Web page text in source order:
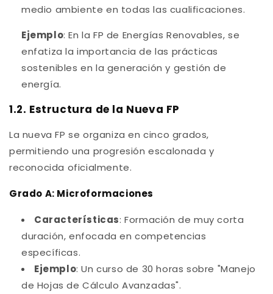
medio ambiente en todas las cualificaciones.
Ejemplo: En la FP de Energías Renovables, se
enfatiza la importancia de las prácticas
sostenibles en la generación y gestión de
energía.
1.2. Estructura de la Nueva FP
La nueva FP se organiza en cinco grados,
permitiendo una progresión escalonada y
reconocida oficialmente.
Grado A: Microformaciones
Características: Formación de muy corta
duración, enfocada en competencias
específicas.
Ejemplo: Un curso de 30 horas sobre "Manejo
de Hojas de Cálculo Avanzadas".